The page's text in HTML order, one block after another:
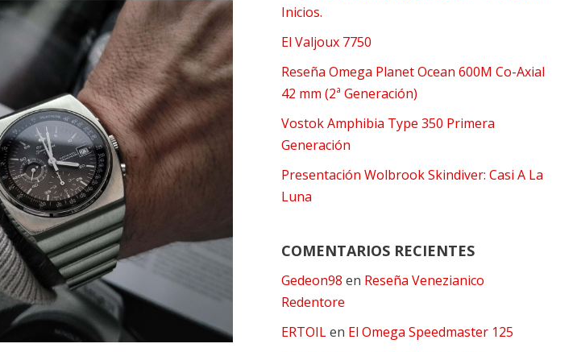
Inicios.
El Valjoux 7750
Reseña Omega Planet Ocean 600M Co-Axial
42 mm (2ª Generación)
Vostok Amphibia Type 350 Primera
Generación
Presentación Wolbrook Skindiver: Casi A La
Luna
COMENTARIOS RECIENTES
Gedeon98 en Reseña Venezianico
Redentore
ERTOILen El Omega Speedmaster 125